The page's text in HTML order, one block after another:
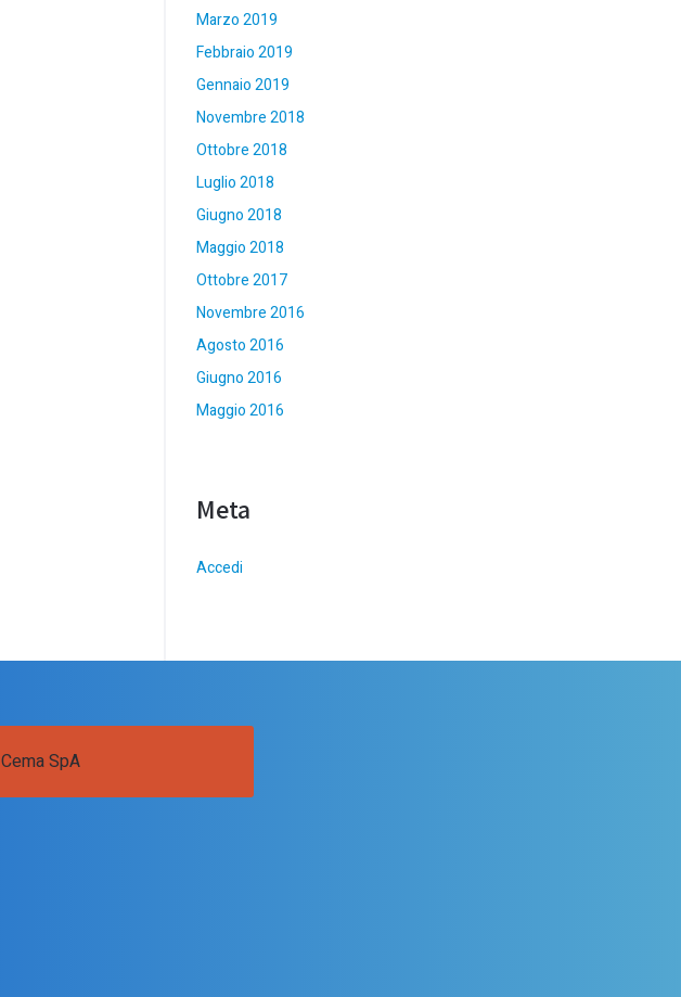
Marzo 2019
Febbraio 2019
Gennaio 2019
Novembre 2018
Ottobre 2018
Luglio 2018
Giugno 2018
Maggio 2018
Ottobre 2017
Novembre 2016
Agosto 2016
Giugno 2016
Maggio 2016
Meta
Accedi
Cema SpA